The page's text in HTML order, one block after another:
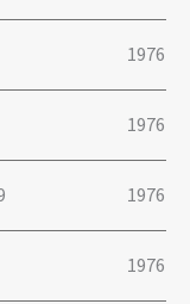
1976
1976
1976
1976